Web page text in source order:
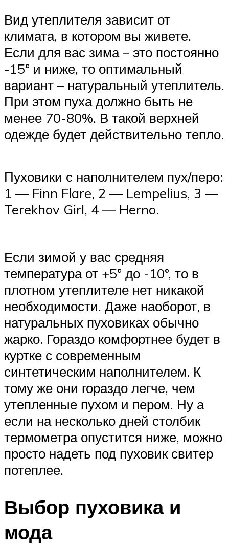
Вид утеплителя зависит от
климата, в котором вы живете.
Если для вас зима – это постоянно
-15° и ниже, то оптимальный
вариант – натуральный утеплитель.
При этом пуха должно быть не
менее 70-80%. В такой верхней
одежде будет действительно тепло.
Пуховики с наполнителем пух/перо:
1 — Finn Flare, 2 — Lempelius, 3 —
Terekhov Girl, 4 — Herno.
Если зимой у вас средняя
температура от +5° до -10°, то в
плотном утеплителе нет никакой
необходимости. Даже наоборот, в
натуральных пуховиках обычно
жарко. Гораздо комфортнее будет в
куртке с современным
синтетическим наполнителем. К
тому же они гораздо легче, чем
утепленные пухом и пером. Ну а
если на несколько дней столбик
термометра опустится ниже, можно
просто надеть под пуховик свитер
потеплее.
Выбор пуховика и
мода